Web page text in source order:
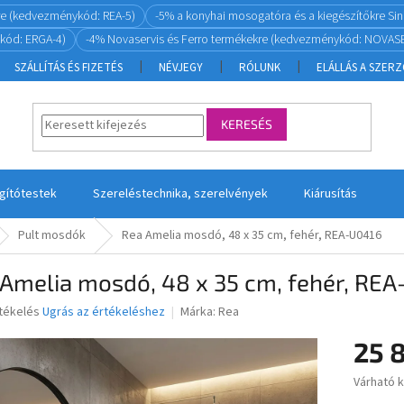
(kedvezménykód: REA-5)
-5% a konyhai mosogatóra és a kiegészítőkre
ERGA-4)
-4% Novaservis és Ferro termékekre (kedvezménykód:
SZÁLLÍTÁS ÉS FIZETÉS NÉVJEGY RÓLUNK ELÁLLÁS A
KERESÉS
Szereléstechnika, szerelvények Kiárusítás
Pult mosdók Rea Amelia mosdó, 48 x 35 cm, fehér, REA-U0416
mosdó, 48 x 35 cm, fehér,
Ugrás az értékeléshez Márka: Rea
25
Várható